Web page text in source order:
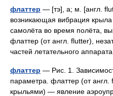
флаттер — [тэ], а; м. [англ.
возникающая вибрация крыла
самолёта во время полёта,
флаттер (от англ. flutter),
частей летательного
флаттер — Рис. 1.
параметра. флаттер (от
крыльями) — явление